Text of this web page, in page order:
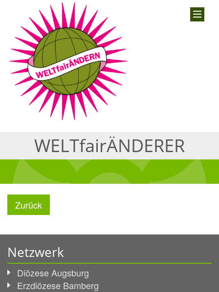
WELTfairÄNDERER
Zurück
Netzwerk
Diözese Augsburg
Erzdiözese Bamberg